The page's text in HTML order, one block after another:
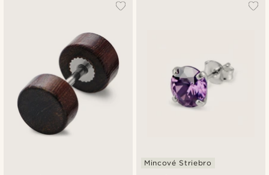
Mincové Striebro